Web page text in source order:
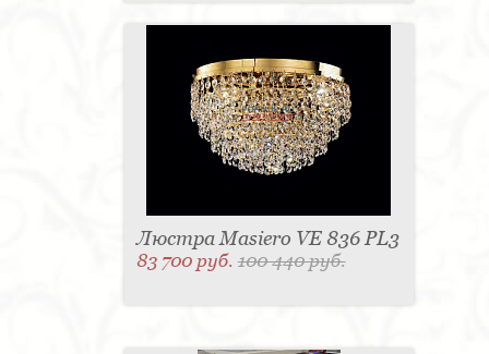
Люстра Masiero VE 836 PL3
83 700 руб.100 440 руб.